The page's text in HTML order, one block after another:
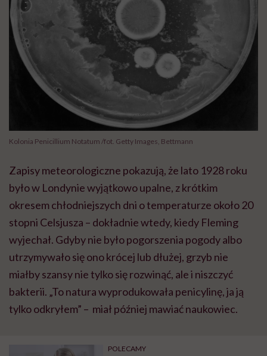
Kolonia Penicillium Notatum /fot. Getty Images, Bettmann
Zapisy meteorologiczne pokazują, że lato 1928 roku
było w Londynie wyjątkowo upalne, z krótkim
okresem chłodniejszych dni o temperaturze około 20
stopni Celsjusza – dokładnie wtedy, kiedy Fleming
wyjechał. Gdyby nie było pogorszenia pogody albo
utrzymywało się ono krócej lub dłużej, grzyb nie
miałby szansy nie tylko się rozwinąć, ale i niszczyć
bakterii. „To natura wyprodukowała penicylinę, ja ją
tylko odkryłem” – miał później mawiać naukowiec.
POLECAMY